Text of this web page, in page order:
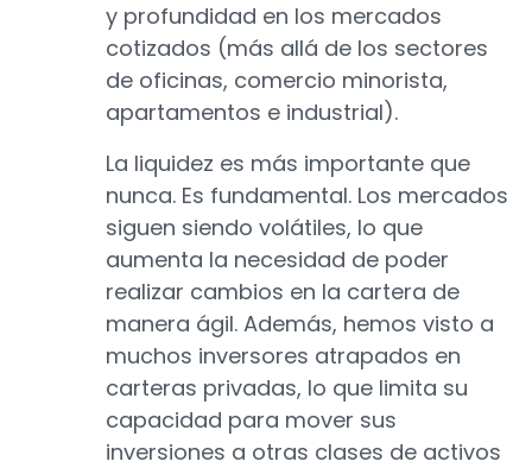
y profundidad en los mercados
cotizados (más allá de los sectores
de oficinas, comercio minorista,
apartamentos e industrial).
La liquidez es más importante que
nunca. Es fundamental. Los mercados
siguen siendo volátiles, lo que
aumenta la necesidad de poder
realizar cambios en la cartera de
manera ágil. Además, hemos visto a
muchos inversores atrapados en
carteras privadas, lo que limita su
capacidad para mover sus
inversiones a otras clases de activos